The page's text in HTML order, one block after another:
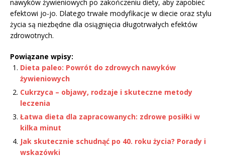
nawyków żywieniowych po zakończeniu diety, aby zapobiec
efektowi jo-jo. Dlatego trwałe modyfikacje w diecie oraz stylu
życia są niezbędne dla osiągnięcia długotrwałych efektów
zdrowotnych.
Powiązane wpisy:
Dieta paleo: Powrót do zdrowych nawyków
żywieniowych
Cukrzyca – objawy, rodzaje i skuteczne metody
leczenia
Łatwa dieta dla zapracowanych: zdrowe posiłki w
kilka minut
Jak skutecznie schudnąć po 40. roku życia? Porady i
wskazówki